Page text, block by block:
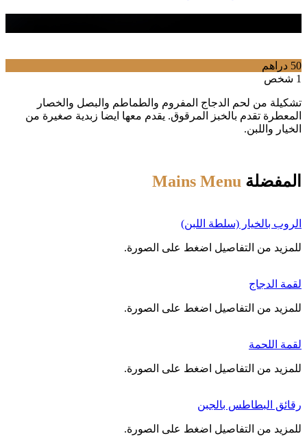
50 دراهم
1 شخص
تشكيلة من لحم الدجاج المفروم والطماطم والبصل والخصار
المعطرة تقدم بالخبز المرقوق. يقدم معها ايضا زبدية صغيرة من
الخيار واللبن.
المفضلة Mains Menu
الروب بالخيار (سلطة اللبن)
‌للمزيد من التفاصيل اضغط على الصورة.
لقمة الدجاج
‌للمزيد من التفاصيل اضغط على الصورة.
لقمة اللحمة
‌للمزيد من التفاصيل اضغط على الصورة.
رقائق البطاطس بالجبن
‌للمزيد من التفاصيل اضغط على الصورة.